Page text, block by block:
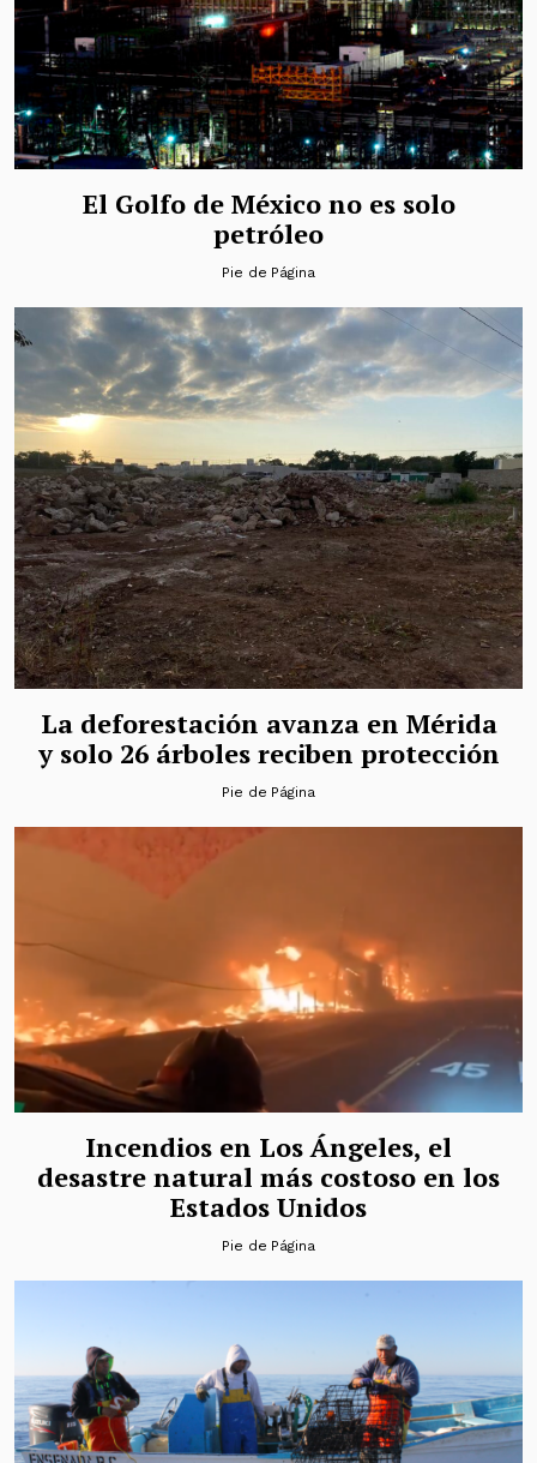
El Golfo de México no es solo
petróleo
Pie de Página
La deforestación avanza en Mérida
y solo 26 árboles reciben protección
Pie de Página
Incendios en Los Ángeles, el
desastre natural más costoso en los
Estados Unidos
Pie de Página